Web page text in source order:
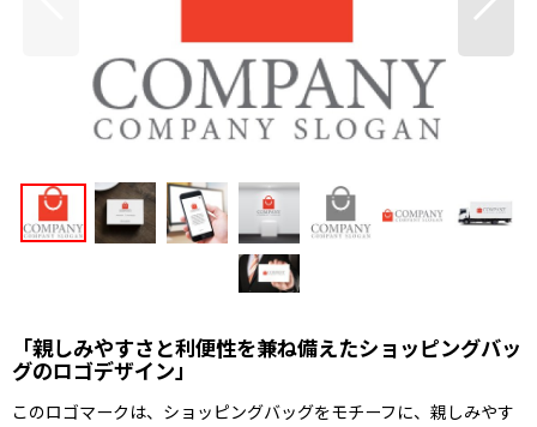
「親しみやすさと利便性を兼ね備えたショッピングバッ
グのロゴデザイン」
このロゴマークは、ショッピングバッグをモチーフに、親しみやす